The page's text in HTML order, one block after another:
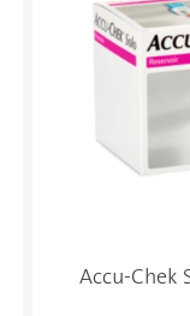
Accu-Chek